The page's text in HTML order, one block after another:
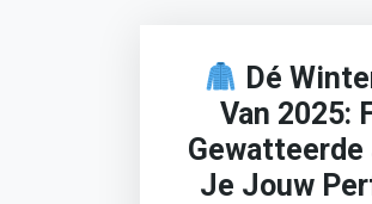
Dé
Van 2025:
Je Jouw